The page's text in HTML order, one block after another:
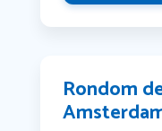
Rondom